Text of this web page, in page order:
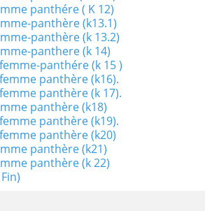
panthére ( K 12)
panthère (k13.1)
panthère (k 13.2)
panthere (k 14)
panthére (k 15 )
panthère (k16).
panthère (k 17).
panthère (k18)
panthère (k19).
panthère (k20)
panthère (k21)
panthère (k 22)